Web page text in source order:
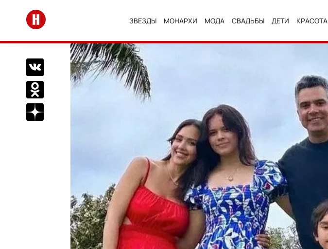
Перейти на главную
ЗВЕЗДЫ МОНАРХИ МОДА СВАДЬБЫ ДЕТИ КРАСОТА
Поделиться Вконтакте
Поделиться в Одноклассниках
Подписаться на нас в Дзен